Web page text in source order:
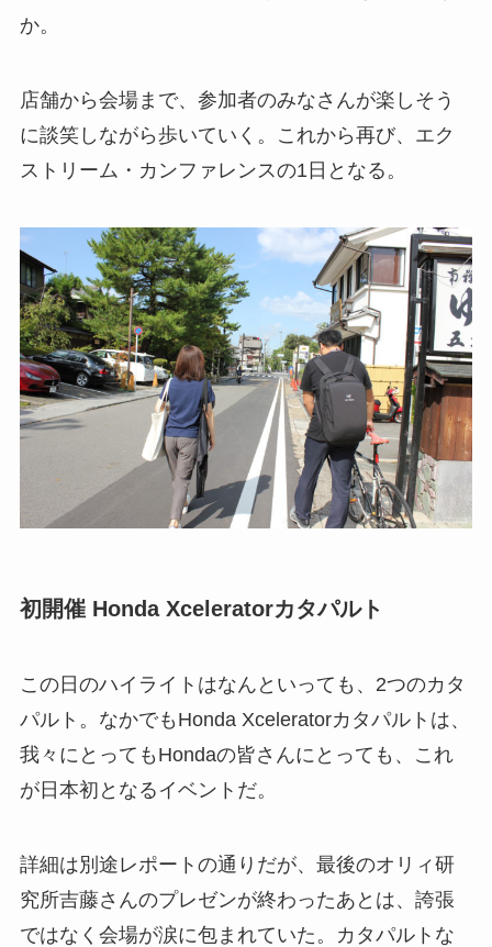
か。
店舗から会場まで、参加者のみなさんが楽しそう
に談笑しながら歩いていく。これから再び、エク
ストリーム・カンファレンスの1日となる。
初開催 Honda Xceleratorカタパルト
この日のハイライトはなんといっても、2つのカタ
パルト。なかでもHonda Xceleratorカタパルトは、
我々にとってもHondaの皆さんにとっても、これ
が日本初となるイベントだ。
詳細は別途レポートの通りだが、最後のオリィ研
究所吉藤さんのプレゼンが終わったあとは、誇張
ではなく会場が涙に包まれていた。カタパルトな